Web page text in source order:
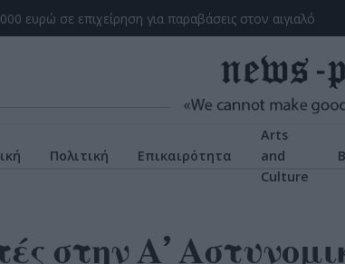
ευρώ σε επιχείρηση για παραβάσεις στον αιγιαλό
Πολιτική Επικαιρότητα
Arts
and
Culture
στην Α’